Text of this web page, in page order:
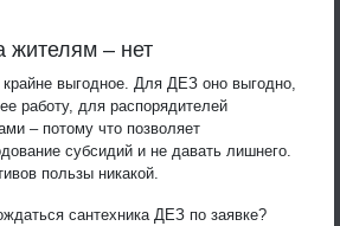
жителям – нет
выгодное. Для ДЕЗ оно выгодно,
работу, для распорядителей
– потому что позволяет
субсидий и не давать лишнего.
пользы никакой.
сантехника ДЕЗ по заявке?